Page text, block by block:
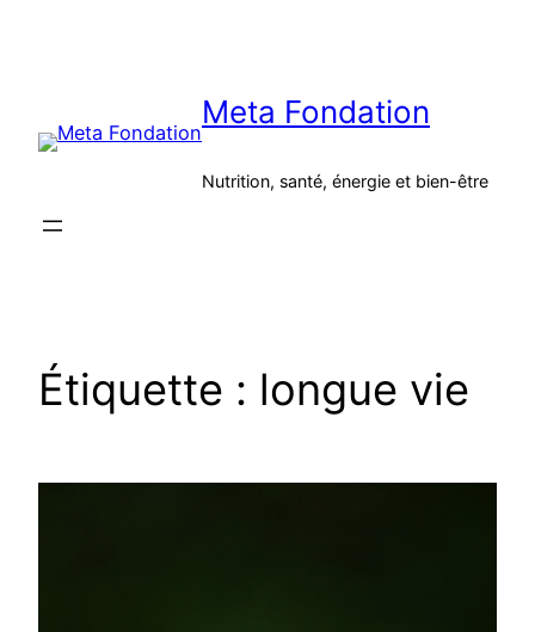
Meta Fondation
Nutrition, santé, énergie et bien-être
Étiquette : longue vie